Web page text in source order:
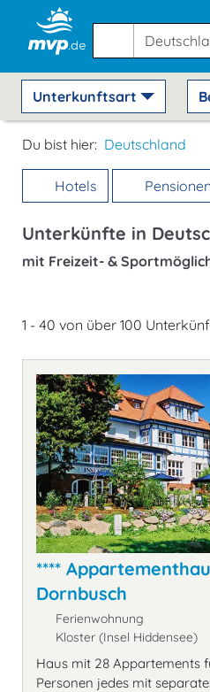
Unterkunftsart
Du bist hier: Deutschland
Hotels Pensionen
Unterkünfte in
mit Freizeit- &
1 - 40 von über 100
****
Dornbusch
Ferienwohnung
Kloster (Insel Hiddensee)
Haus mit 28 Appartements
Personen jedes mit